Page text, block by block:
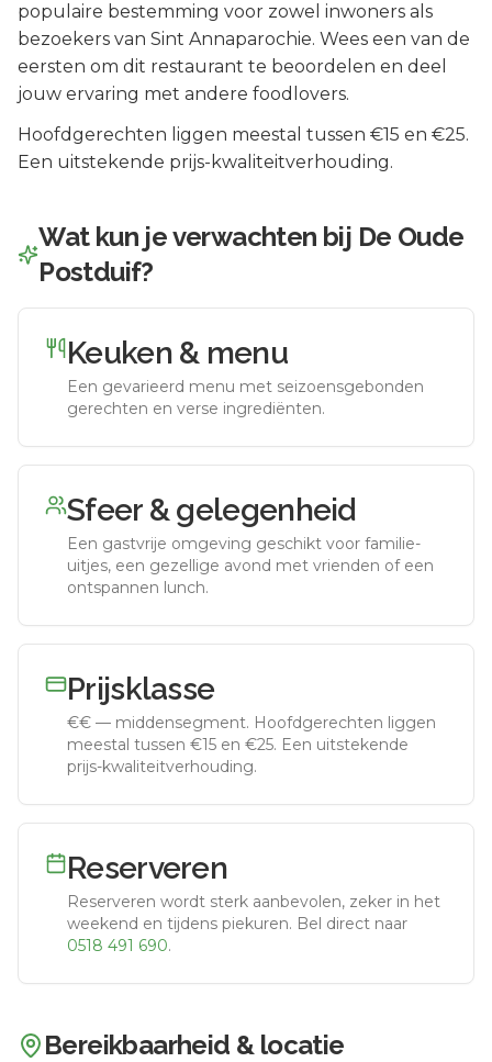
populaire bestemming voor zowel inwoners als
bezoekers van Sint Annaparochie. Wees een van de
eersten om dit restaurant te beoordelen en deel
jouw ervaring met andere foodlovers.
Hoofdgerechten liggen meestal tussen €15 en €25.
Een uitstekende prijs-kwaliteitverhouding.
Wat kun je verwachten bij De Oude
Postduif?
Keuken & menu
Een gevarieerd menu met seizoensgebonden
gerechten en verse ingrediënten.
Sfeer & gelegenheid
Een gastvrije omgeving geschikt voor familie-
uitjes, een gezellige avond met vrienden of een
ontspannen lunch.
Prijsklasse
€€ — middensegment. Hoofdgerechten liggen
meestal tussen €15 en €25. Een uitstekende
prijs-kwaliteitverhouding.
Reserveren
Reserveren wordt sterk aanbevolen, zeker in het
weekend en tijdens piekuren. Bel direct naar
0518 491 690.
Bereikbaarheid & locatie